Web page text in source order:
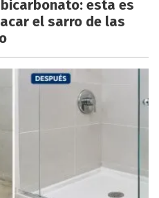
bicarbonato: esta es
el sarro de las